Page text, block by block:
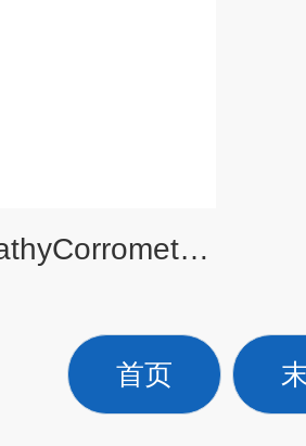
Buckleys BathyCorrometer水下腐蚀检测仪
首页